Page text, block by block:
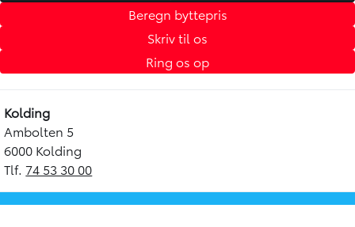
Beregn byttepris
Skriv til os
Ring os op
Kolding
Ambolten 5
6000 Kolding
Tlf. 74 53 30 00